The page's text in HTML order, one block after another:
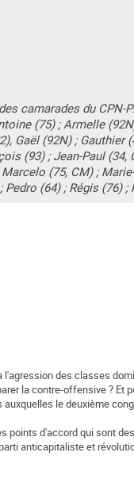
camarades du CPN-
(75) ; Armelle
Gaël (92N) ; Gauthier
(93) ; Jean-Paul
(75, CM) ;
(64) ; Régis (76)
des classes
la contre-offensive ?
le deuxième
points d'accord qui sont
anticapitaliste et